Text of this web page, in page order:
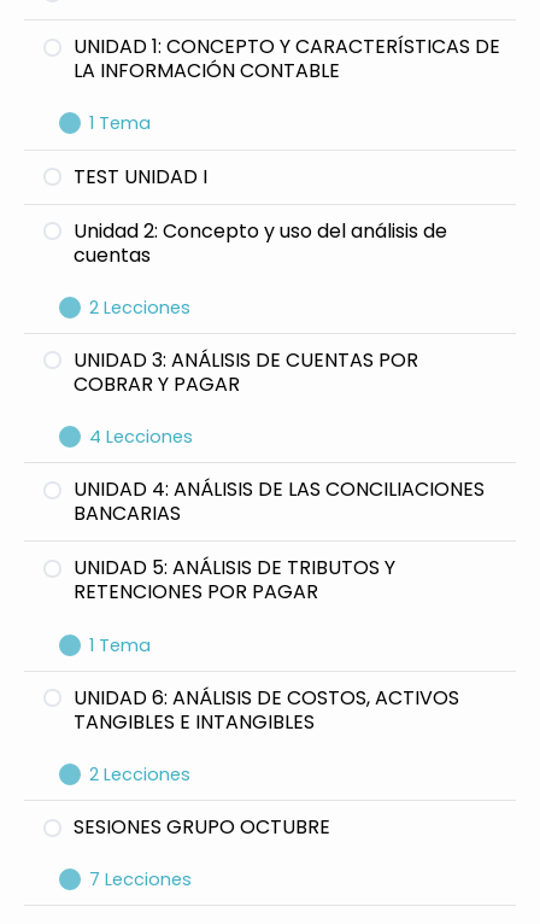
UNIDAD 1: CONCEPTO Y CARACTERÍSTICAS DE
LA INFORMACIÓN CONTABLE
1 Tema
Contabilidad Básica
TEST UNIDAD I
Unidad 2: Concepto y uso del análisis de
cuentas
2 Lecciones
Dinámica Contable
Caso Práctico
UNIDAD 3: ANÁLISIS DE CUENTAS POR
COBRAR Y PAGAR
4 Lecciones
Cuentas por Pagar
Cuentas por Cobrar Comerciales
Cuentas por Cobrar trabajadores,
directores y gerentes.
Anticipos pagados por anticipado y
Estimación de Cobranza Dudosa.
UNIDAD 4: ANÁLISIS DE LAS CONCILIACIONES
BANCARIAS
UNIDAD 5: ANÁLISIS DE TRIBUTOS Y
RETENCIONES POR PAGAR
1 Tema
Cuentas Tributos por Pagar
UNIDAD 6: ANÁLISIS DE COSTOS, ACTIVOS
TANGIBLES E INTANGIBLES
2 Lecciones
Determinación de Costo de Ventas,
Determinación de la Depreciación y
SESIONES GRUPO OCTUBRE
7 Lecciones